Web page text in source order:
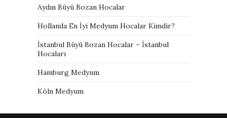
Aydın Büyü Bozan Hocalar
Hollanda En İyi Medyum Hocalar Kimdir?
İstanbul Büyü Bozan Hocalar – İstanbul
Hocaları
Hamburg Medyum
Köln Medyum